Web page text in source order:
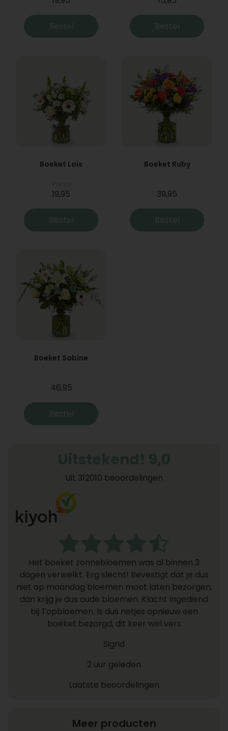
Bestel Bestel
Boeket Lois
19,95
Bestel
Boeket Ruby
39,95
Bestel
Boeket Sabine
46,95
Bestel
Uit 312010 beoordelingen
Het boeket zonnebloemen was al binnen 3
dagen verwelkt. Erg slecht! Bevestigt dat je dus
niet op maandag bloemen moet laten bezorgen,
dan krijg je dus oude bloemen. Klacht ingediend
bij Topbloemen. Is dus netjes opnieuw een
boeket bezorgd, dit keer wel vers
Sigrid
2 uur geleden
Laatste beoordelingen
Meer producten